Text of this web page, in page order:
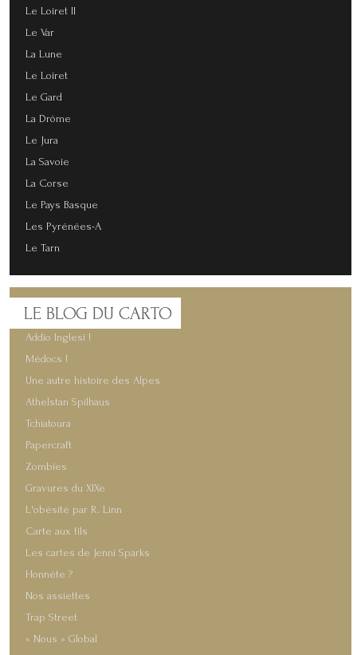
Le Loiret II
Le Var
La Lune
Le Loiret
Le Gard
La Drôme
Le Jura
La Savoie
La Corse
Le Pays Basque
Les Pyrénées-A
Le Tarn
LE BLOG DU CARTO
Addio Inglesi !
Médocs !
Une autre histoire des Alpes
Athelstan Spilhaus
Tchiatoura
Papercraft
Zombies
Gravures du XIXe
L'obésité par R. Linn
Carte aux fils
Les cartes de Jenni Sparks
Honnête ?
Nos assiettes
Trap Street
« Nous » Global